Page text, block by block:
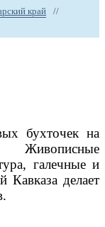
край
//
бухточек на
галечные и
Кавказа делает